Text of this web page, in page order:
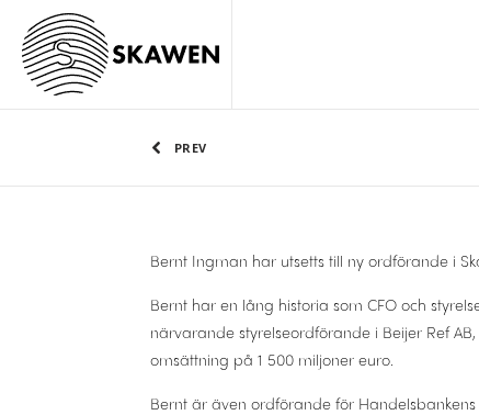
PREV
Bernt Ingman har utsetts till ny ordförande i
Bernt har en lång historia som CFO och
närvarande styrelseordförande i Beijer Ref
omsättning på 1 500 miljoner euro.
Bernt är även ordförande för